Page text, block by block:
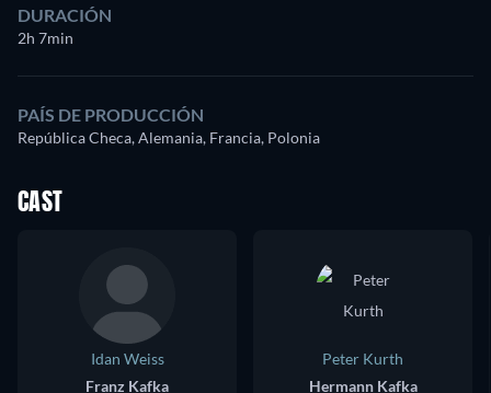
DURACIÓN
2h 7min
PAÍS DE PRODUCCIÓN
República Checa, Alemania, Francia, Polonia
CAST
Idan Weiss
Franz Kafka
Peter Kurth
Hermann Kafka